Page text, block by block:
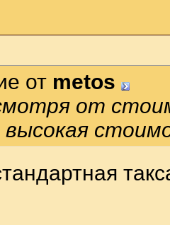
от metos
от
высокая